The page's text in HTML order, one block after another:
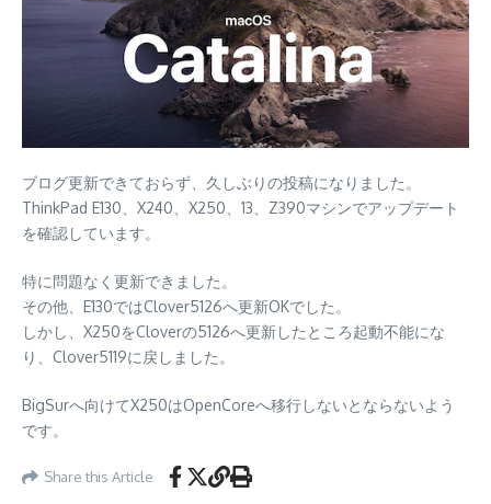
ブログ更新できておらず、久しぶりの投稿になりました。
ThinkPad E130、X240、X250、13、Z390マシンでアップデート
を確認しています。
特に問題なく更新できました。
その他、E130ではClover5126へ更新OKでした。
しかし、X250をCloverの5126へ更新したところ起動不能にな
り、Clover5119に戻しました。
BigSurへ向けてX250はOpenCoreへ移行しないとならないよう
です。
Share this Article